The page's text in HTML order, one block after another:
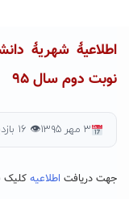
اطلاعیۀ شهریۀ
نوبت دوم سال ۹۵
۳ مهر ۱۳۹۵ 👁 ۱۶ بازدید
جهت دریافت اطلاعیه کلیک